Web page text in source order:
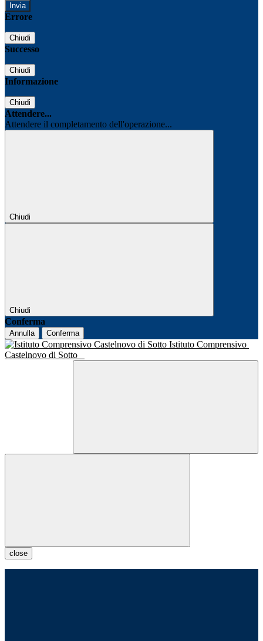
Errore
Chiudi
Successo
Chiudi
Informazione
Chiudi
Attendere...
Attendere il completamento dell'operazione...
Chiudi
Chiudi
Conferma
Annulla Conferma
Istituto Comprensivo
Castelnovo di Sotto
close